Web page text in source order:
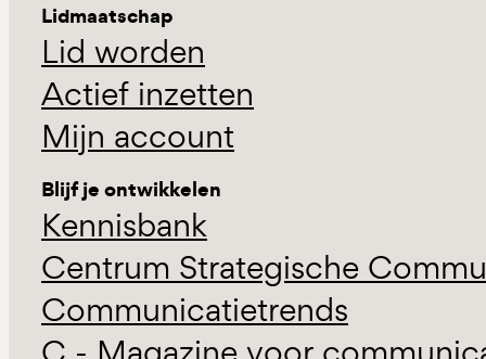
Lidmaatschap
Lid worden
Actief inzetten
Mijn account
Blijf je ontwikkelen
Kennisbank
Centrum Strategische
Communicatietrends